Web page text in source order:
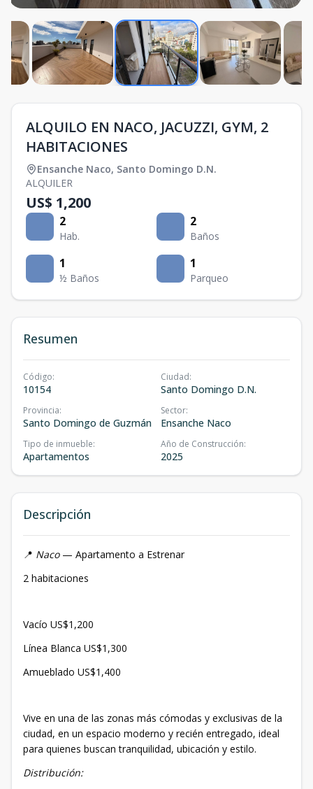
ALQUILO EN NACO, JACUZZI, GYM, 2
HABITACIONES
Ensanche Naco, Santo Domingo D.N.
ALQUILER
US$ 1,200
2
Hab.
2
Baños
1
½ Baños
1
Parqueo
Resumen
Código:
10154
Ciudad:
Santo Domingo D.N.
Provincia:
Santo Domingo de Guzmán
Sector:
Ensanche Naco
Tipo de inmueble:
Apartamentos
Año de Construcción:
2025
Descripción
📍 Naco— Apartamento a Estrenar
2 habitaciones
Vacío US$1,200
Línea Blanca US$1,300
Amueblado US$1,400
Vive en una de las zonas más cómodas y exclusivas de la
ciudad, en un espacio moderno y recién entregado, ideal
para quienes buscan tranquilidad, ubicación y estilo.
Distribución: